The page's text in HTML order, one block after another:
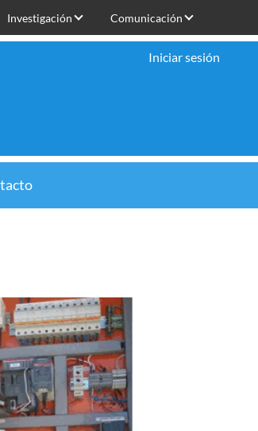
Investigación Comunicación
Iniciar sesión